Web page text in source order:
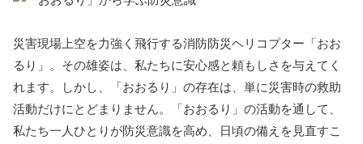
災害現場上空を力強く飛行する消防防災ヘリコプター「おお
るり」。その雄姿は、私たちに安心感と頼もしさを与えてく
れます。しかし、「おおるり」の存在は、単に災害時の救助
活動だけにとどまりません。「おおるり」の活動を通して、
私たち一人ひとりが防災意識を高め、日頃の備えを見直すこ